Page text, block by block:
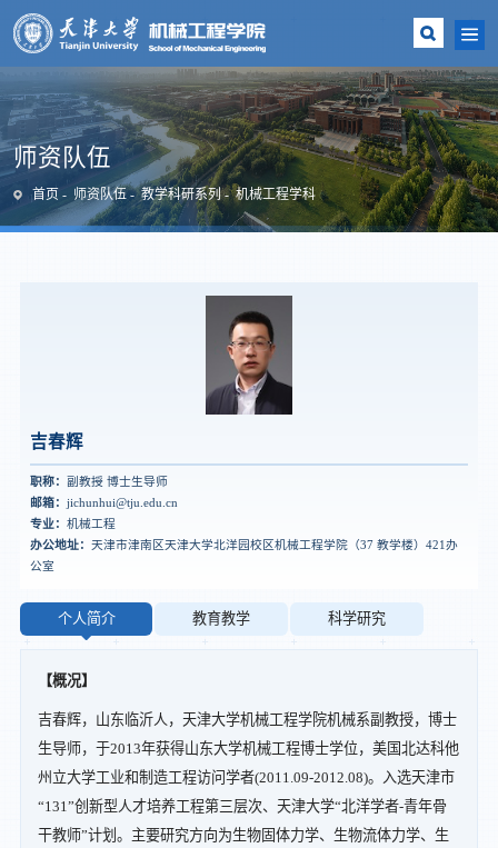
师资队伍
首页 师资队伍 教学科研系列 机械工程学科
吉春辉
职称： 副教授 博士生导师
邮箱： jichunhui@tju.edu.cn
专业： 机械工程
办公地址： 天津市津南区天津大学北洋园校区机械工程学院（37 教学楼）421办
公室
个人简介 教育教学 科学研究
【概况】
吉春辉，山东临沂人，天津大学机械工程学院机械系副教授，博士
生导师，于2013年获得山东大学机械工程博士学位，美国北达科他
州立大学工业和制造工程访问学者(2011.09-2012.08)。入选天津市
“131”创新型人才培养工程第三层次、天津大学“北洋学者-青年骨
干教师”计划。主要研究方向为生物固体力学、生物流体力学、生